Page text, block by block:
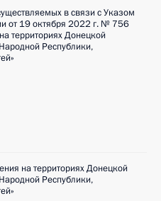
в связи с Указом
от 19 октября 2022 г. № 756
территориях Донецкой
Республики,
на территориях Донецкой
Республики,